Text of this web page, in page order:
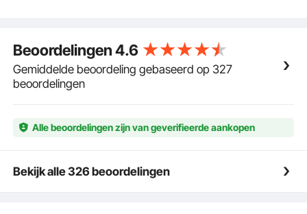
details zoals een hogedrukslang van 1,20 meter en
een lekvrije oliecilinder. Druk: 10 ton.
Eenvoudig te installeren en te gebruiken:
Verschillende spantanggroottes moeten worden
afbeelding voor details. U moet het expanderende
deel met een hydraulisch mechanisme monteren en
Robuuste constructie: Alle spantangen zijn gemaakt
van een aluminiumlegering, waardoor een robuuste
Beoordelingen4.6
Gemiddelde beoordeling gebaseerd op 327
beoordelingen
Alle beoordelingen zijn van geverifieerde aankopen
Bekijk alle 326 beoordelingen